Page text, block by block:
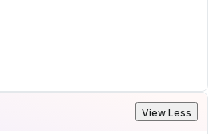
View Less